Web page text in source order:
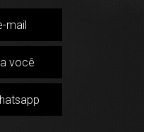
mail
você